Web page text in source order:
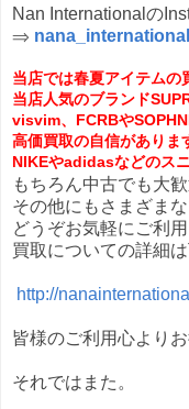
Nan Internationalの
⇒ nana_international
当店では春夏アイテムの
当店人気のブランド
visvim、FCRBや
高価買取の自信がありま
NIKEやadidasなどのス
もちろん中古でも大歓
その他にもさまざま
どうぞお気軽にご利用
買取についての詳細
http://
皆様のご利用心より
それではまた。